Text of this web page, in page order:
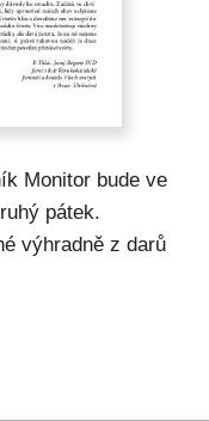
Monitor bude ve
pátek.
výhradně z darů